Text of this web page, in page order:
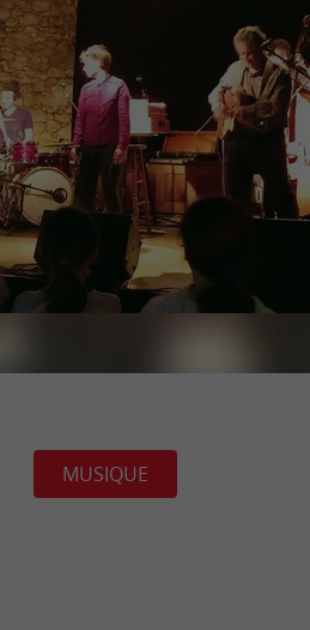
MUSIQUE